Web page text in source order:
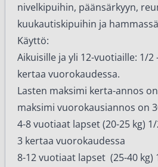
nivelkipuihin, päänsärkyyn,
kuukautiskipuihin ja
Käyttö:
Aikuisille ja yli 12-vuotiaille: 1/2
kertaa vuorokaudessa.
Lasten maksimi kerta-annos
maksimi vuorokausiannos on
4-8 vuotiaat lapset (20-25 kg)
3 kertaa vuorokaudessa
8-12 vuotiaat lapset (25-40 kg)